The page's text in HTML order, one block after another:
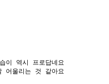
이 역시 프로답네요
어울리는 것 같아요